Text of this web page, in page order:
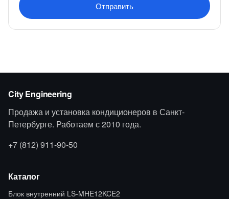
Отправить
City Engineering
Продажа и установка кондиционеров в Санкт-
Петербурге. Работаем с 2010 года.
+7 (812) 911-90-50
Каталог
Блок внутренний LS-MHE12KCE2